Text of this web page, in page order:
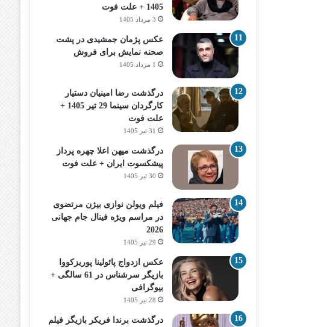
1405 + علت فوت
3 مرداد 1405
عکس پژمان جمشیدی در پشت
صحنه نمایش برای فروش
1 مرداد 1405
درگذشت رضا امینیان دستیار
کارگردان سینما 29 تیر 1405 +
علت فوت
31 تیر 1405
درگذشت میهن اعلا چهره پرداز
پیشکسوت ایران + علت فوت
30 تیر 1405
فیلم ویولن نوازی بیژن مرتضوی
در مراسم ویژه فینال جام جهانی
2026
29 تیر 1405
عکس ازدواج پائولینا پوریزکووا
بازیگر سرشناس در 61 سالگی +
بیوگرافی
28 تیر 1405
درگذشت برندا فریکر بازیگر فیلم